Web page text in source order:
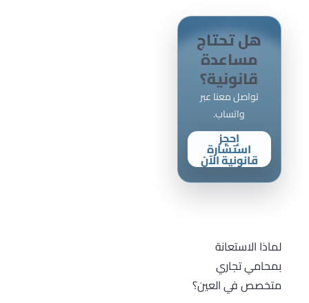
هل تحتاج
مساعدة
قانونية؟
تواصل معنا عبر
واتساب.
إحجز
استشارة
قانونية الآن
لماذا الاستعانة
بمحامي تجاري
متخصص في العين؟